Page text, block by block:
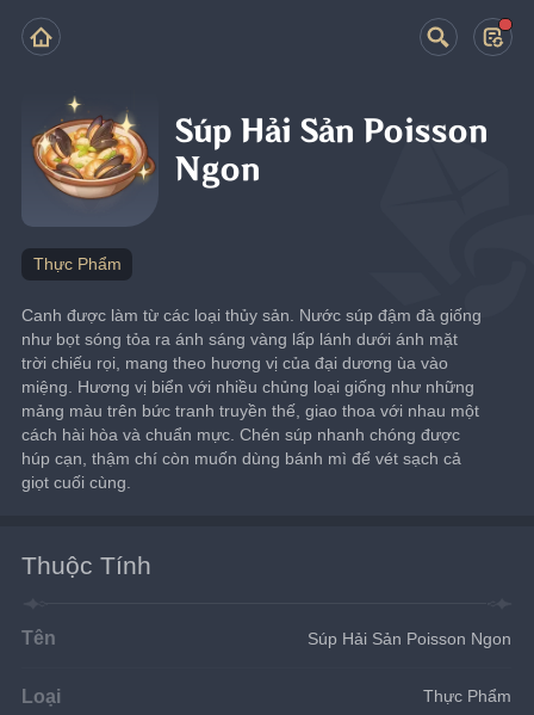
Súp Hải Sản Poisson
Ngon
Thực Phẩm
Canh được làm từ các loại thủy sản. Nước súp đậm đà giống
như bọt sóng tỏa ra ánh sáng vàng lấp lánh dưới ánh mặt
trời chiếu rọi, mang theo hương vị của đại dương ùa vào
miệng. Hương vị biển với nhiều chủng loại giống như những
mảng màu trên bức tranh truyền thế, giao thoa với nhau một
cách hài hòa và chuẩn mực. Chén súp nhanh chóng được
húp cạn, thậm chí còn muốn dùng bánh mì để vét sạch cả
giọt cuối cùng.
Thuộc Tính
Tên Súp Hải Sản Poisson Ngon
Loại Thực Phẩm